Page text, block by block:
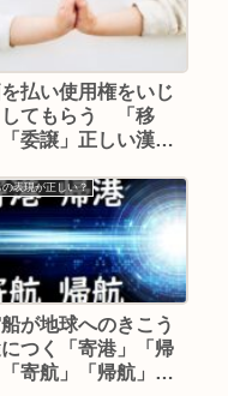
払い使用権をいじ
してもらう 「移
委譲」正しい漢字
の表現が正しい？
が地球へのきこう
つく「寄港」「帰
寄航」「帰航」正